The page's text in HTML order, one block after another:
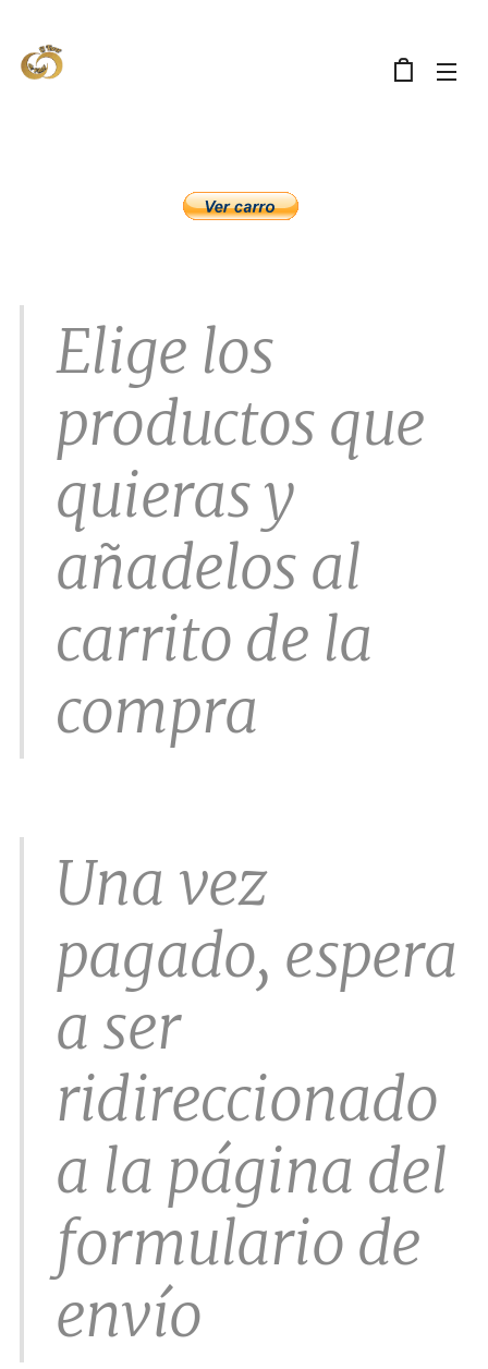
Elige los
productos que
quieras y
añadelos al
carrito de la
compra
Una vez
pagado, espera
a ser
ridireccionado
a la página del
formulario de
envío